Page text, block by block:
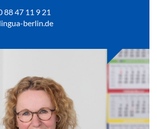
88 47 11 9 21
berlin.de